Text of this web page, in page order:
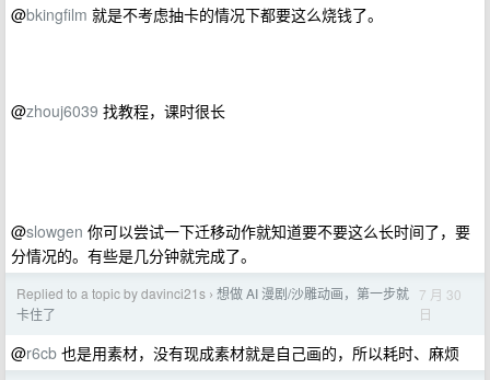
@bkingfilm 就是不考虑抽卡的情况下都要这么烧钱了。
@zhouj6039 找教程，课时很长
@slowgen 你可以尝试一下迁移动作就知道要不要这么长时间了，要
分情况的。有些是几分钟就完成了。
Replied to a topic by davinci21s › 想做 AI 漫剧/沙雕动画，第一步就
卡住了
7 月 30
日
@r6cb 也是用素材，没有现成素材就是自己画的，所以耗时、麻烦